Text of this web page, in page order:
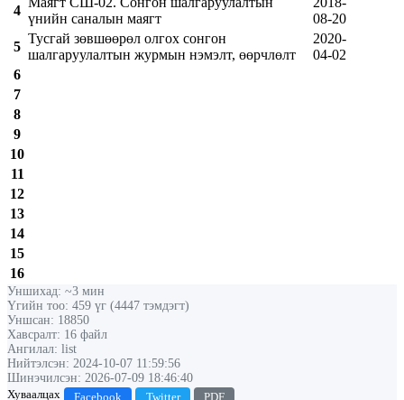
4
үнийн саналын маягт
08-20
5
Тусгай зөвшөөрөл олгох сонгон
шалгаруулалтын журмын нэмэлт, өөрчлөлт
2020-
04-02
6
7
8
9
10
11
12
13
14
15
16
Уншихад: ~3 мин
Үгийн тоо: 459 үг (4447 тэмдэгт)
Уншсан: 18850
Хавсралт: 16 файл
Ангилал: list
Нийтэлсэн: 2024-10-07 11:59:56
Шинэчилсэн: 2026-07-09 18:46:40
Хуваалцах